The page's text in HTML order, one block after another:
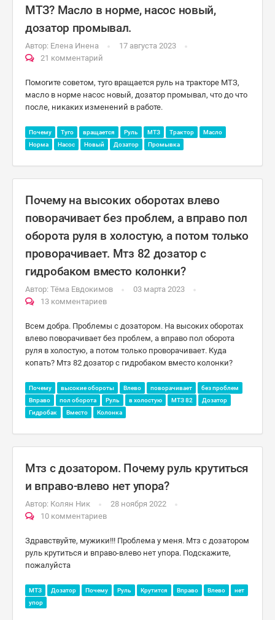
МТЗ? Масло в норме, насос новый,
дозатор промывал.
Автор: Елена Инена
17 августа 2023
21 комментарий
Помогите советом, туго вращается руль на тракторе МТЗ,
масло в норме насос новый, дозатор промывал, что до что
после, никаких изменений в работе.
Почему Туго вращается Руль МТЗ Трактор
Масло
Норма
Насос Новый Дозатор Промывка
Почему на высоких оборотах влево
поворачивает без проблем, а вправо пол
оборота руля в холостую, а потом только
проворачивает. Мтз 82 дозатор с
гидробаком вместо колонки?
Автор: Тёма Евдокимов
03 марта 2023
13 комментариев
Всем добра. Проблемы с дозатором. На высоких оборотах
влево поворачивает без проблем, а вправо пол оборота
руля в холостую, а потом только проворачивает. Куда
копать? Мтз 82 дозатор с гидробаком вместо колонки?
Почему высокие обороты Влево поворачивает
без проблем
Вправо
пол оборота Руль в холостую МТЗ 82
Дозатор
Гидробак
Вместо Колонка
Мтз с дозатором. Почему руль крутиться
и вправо-влево нет упора?
Автор: Колян Ник
28 ноября 2022
10 комментариев
Здравствуйте, мужики!!! Проблема у меня. Мтз с дозатором
руль крутиться и вправо-влево нет упора. Подскажите,
пожалуйста
МТЗ Дозатор Почему Руль Крутится Вправо Влево
нет
упор